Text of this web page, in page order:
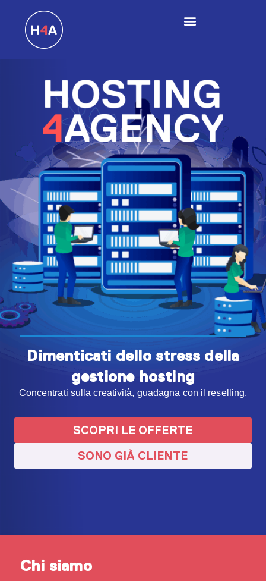
Dimenticati dello stress della
gestione hosting
Concentrati sulla creatività, guadagna con il reselling.
SCOPRI LE OFFERTE
SONO GIÀ CLIENTE
Chi siamo